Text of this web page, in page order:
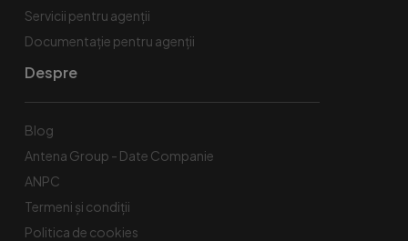
Servicii pentru agenții
Documentație pentru agenții
Despre
Blog
Antena Group - Date Companie
ANPC
Termeni și condiții
Politica de cookies